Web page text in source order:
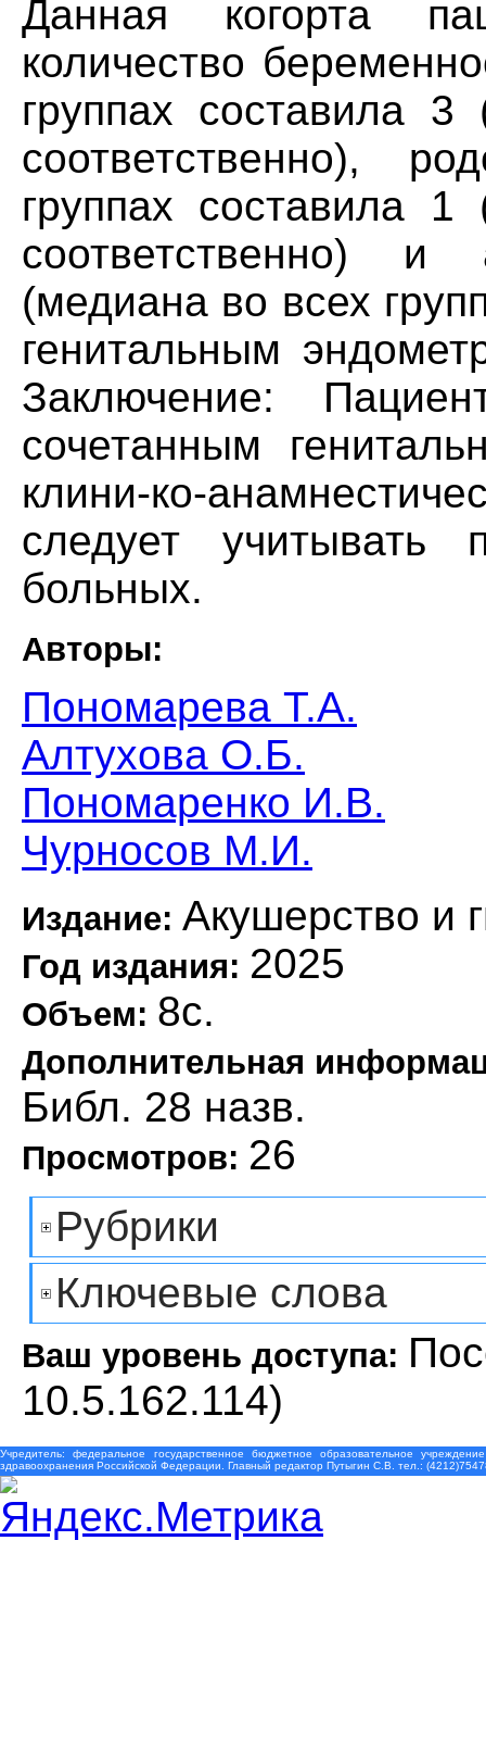
Данная когорта
количество
группах
соответственно),
группах
соответственно) и
(медиана во всех
генитальным
Заключение:
сочетанным
клини-ко-
следует учитывать
больных.
Авторы:
Пономарева Т.А.
Алтухова О.Б.
Пономаренко И.В.
Чурносов М.И.
Издание: Акушерство и
Год издания: 2025
Объем: 8с.
Дополнительная
Библ. 28 назв.
Просмотров: 26
Рубрики
Ключевые слова
Ваш уровень доступа:
10.5.162.114)
Учредитель: федеральное государственное бюджетное образовательное
здравоохранения Российской Федерации. Главный редактор Путыгин С.В. тел.: